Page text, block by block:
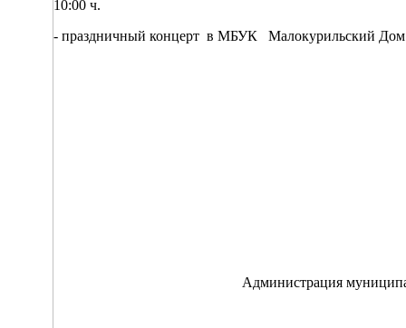
10:00 ч.
- праздничный концерт в МБУК Малокурильский Дом
Администрация муниципального